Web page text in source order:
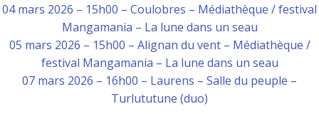
04 mars 2026 – 15h00 – Coulobres – Médiathèque / festival
Mangamania – La lune dans un seau
05 mars 2026 – 15h00 – Alignan du vent – Médiathèque /
festival Mangamania – La lune dans un seau
07 mars 2026 – 16h00 – Laurens – Salle du peuple –
Turlututune (duo)